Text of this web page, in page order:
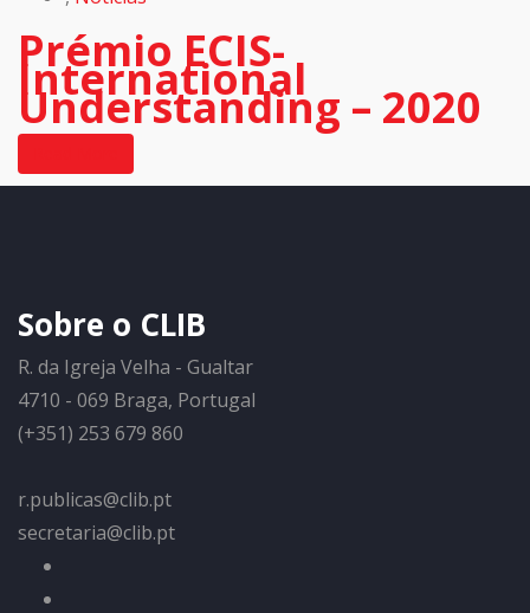
Prémio ECIS-
International
Understanding – 2020
Sobre o CLIB
R. da Igreja Velha - Gualtar
4710 - 069 Braga, Portugal
(+351) 253 679 860
r.publicas@clib.pt
secretaria@clib.pt